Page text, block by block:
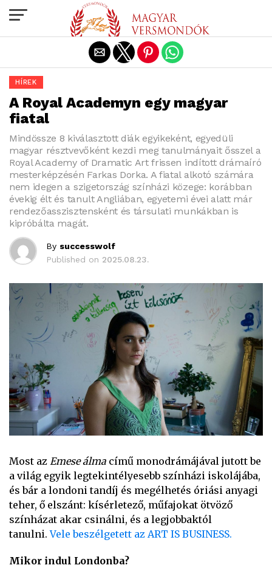
HÍREK
A Royal Academyn egy magyar
fiatal
Mindössze 8 kiválasztott diák egyikeként, egyedüli
magyar résztvevőként kezdi meg tanulmányait ősszel a
Royal Academy of Dramatic Art frissen indított drámaíró
mesterképzésén Farkas Dorka. A fiatal alkotó számára
nem idegen a szigetország színházi közege: korábban
évekig élt és tanult Angliában, egyetemi évei alatt már
rendezőasszisztensként és társulati munkákban is
kipróbálta magát.
By successwolf
Published on 2025.08.23.
Most az Emese álma című monodrámájával jutott be
a világ egyik legtekintélyesebb színházi iskolájába,
és bár a londoni tandíj és megélhetés óriási anyagi
teher, ő elszánt: kísérletező, műfajokat ötvöző
színházat akar csinálni, és a legjobbaktól
tanulni.Vele beszélgetett az ART IS BUSINESS.
Mikor indul Londonba?
Exit mobile version